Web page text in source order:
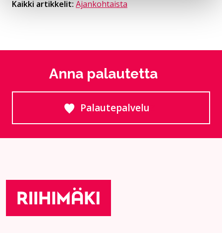
Kaikki artikkelit: Ajankohtaista
Anna palautetta
Palautepalvelu
Siirtyy ulkoiselle